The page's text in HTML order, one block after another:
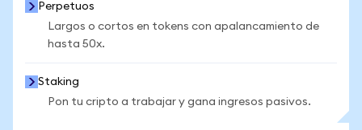
Perpetuos
Largos o cortos en tokens con apalancamiento de
hasta 50x.
Staking
Pon tu cripto a trabajar y gana ingresos pasivos.